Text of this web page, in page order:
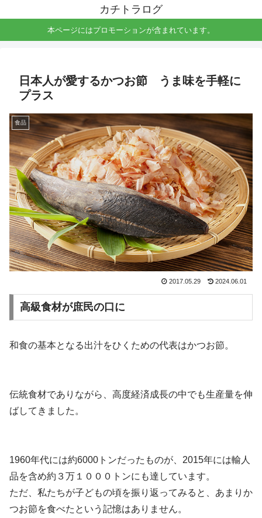
カチトラログ
本ページにはプロモーションが含まれています。
日本人が愛するかつお節 うま味を手軽に
プラス
食品
2017.05.29 2024.06.01
高級食材が庶民の口に
和食の基本となる出汁をひくための代表はかつお節。
伝統食材でありながら、高度経済成長の中でも生産量を伸
ばしてきました。
1960年代には約6000トンだったものが、2015年には輸人
品を含め約３万１０００トンにも達しています。
ただ、私たちが子どもの頃を振り返ってみると、あまりか
つお節を食べたという記憶はありません。